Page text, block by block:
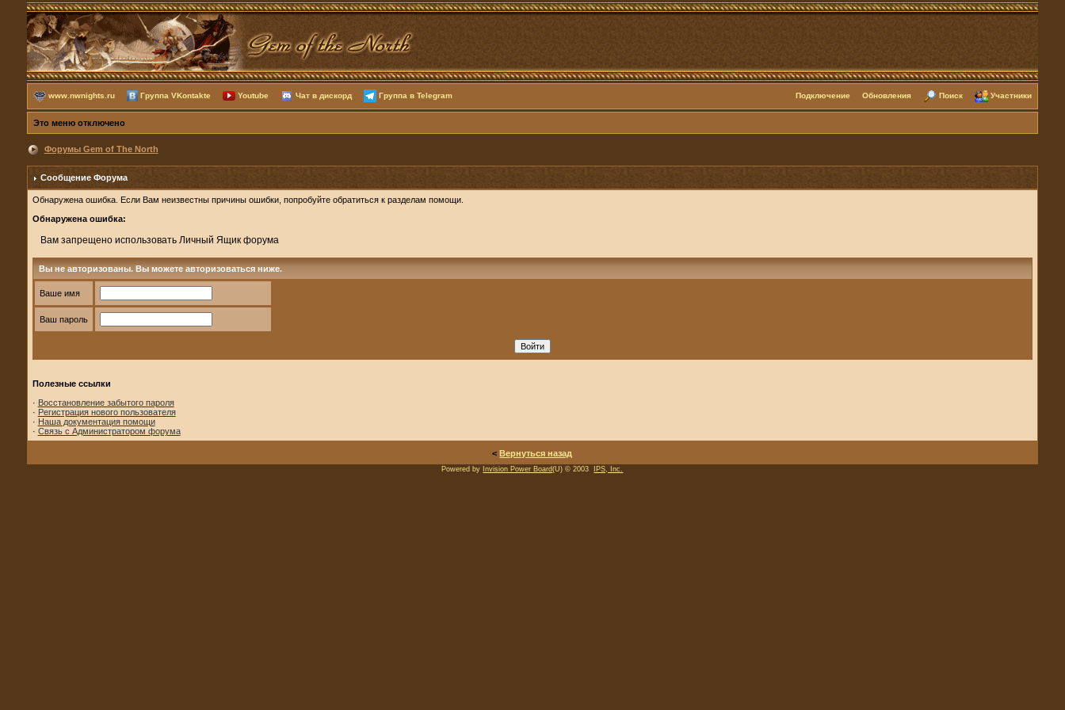
www.nwnights.ru Группа VKontakte Youtube Чат в дискорд Группа в Telegram Подключение Обновления Поиск Участники
Это меню отключено
Форумы Gem of The North
Сообщение Форума
Обнаружена ошибка. Если Вам неизвестны причины ошибки, попробуйте обратиться к разделам помощи.
Обнаружена ошибка:
Вам запрещено использовать Личный Ящик форума
Вы не авторизованы. Вы можете авторизоваться ниже.
Ваше имя
Ваш пароль
Полезные ссылки
· Восстановление забытого пароля
· Регистрация нового пользователя
· Наша документация помощи
· Связь с Администратором форума
<Вернуться назад
Powered by Invision Power Board(U) © 2003 IPS, Inc.